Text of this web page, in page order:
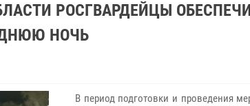
РОСГВАРДЕЙЦЫ
НОЧЬ
В период подготовки и проведения